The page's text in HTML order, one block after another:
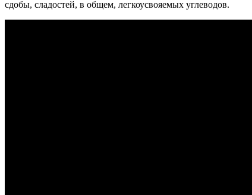
сдобы, сладостей, в общем, легкоусвояемых углеводов.